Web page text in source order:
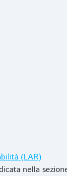
(LAR)
nella